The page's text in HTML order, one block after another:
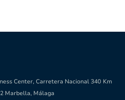
Center, Carretera Nacional 340 Km
Marbella, Málaga